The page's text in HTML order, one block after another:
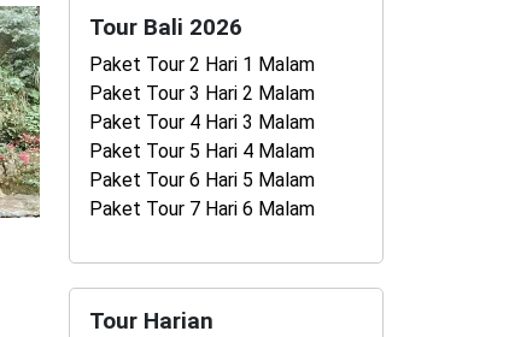
Tour Bali 2026
Paket Tour 2 Hari 1 Malam
Paket Tour 3 Hari 2 Malam
Paket Tour 4 Hari 3 Malam
Paket Tour 5 Hari 4 Malam
Paket Tour 6 Hari 5 Malam
Paket Tour 7 Hari 6 Malam
Tour Harian